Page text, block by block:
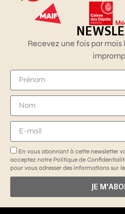
Recevez une fois par
En vous abonnant à cette newsletter
acceptez notre Politique de
pour vous adresser des informations sur
JE